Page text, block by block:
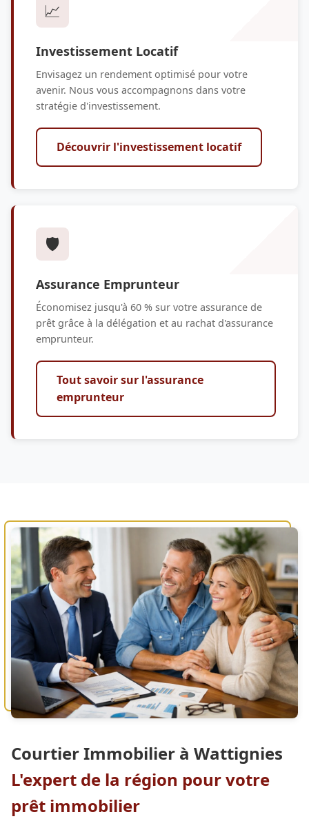
📈
Investissement Locatif
Envisagez un rendement optimisé pour votre
avenir. Nous vous accompagnons dans votre
stratégie d'investissement.
Découvrir l'investissement locatif
🛡️
Assurance Emprunteur
Économisez jusqu'à 60 % sur votre assurance de
prêt grâce à la délégation et au rachat d'assurance
emprunteur.
Tout savoir sur l'assurance
emprunteur
Courtier Immobilier à Wattignies
L'expert de la région pour votre
prêt immobilier